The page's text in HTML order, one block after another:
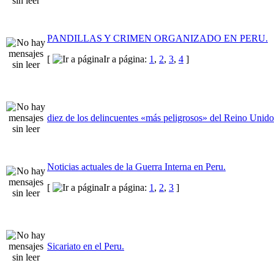
PANDILLAS Y CRIMEN ORGANIZADO EN PERU.
[
Ir a página: 1 , 2, 3, 4 ]
diez de los delincuentes «más peligrosos» del Reino Unido
Noticias actuales de la Guerra Interna en Peru.
[
Ir a página: 1 , 2, 3 ]
Sicariato en el Peru.